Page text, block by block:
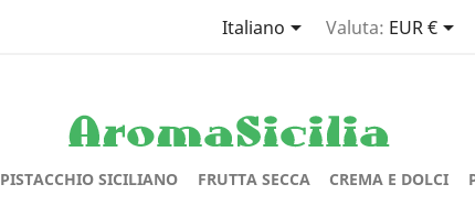
Italiano Valuta: EUR €
PISTACCHIO SICILIANO FRUTTA SECCA CREMA E DOLCI